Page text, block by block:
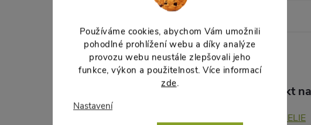
Používáme cookies, abychom Vám umožnili
pohodlné prohlížení webu a díky analýze
provozu webu neustále zlepšovali jeho
funkce, výkon a použitelnost. Více informací
zde.
Nastavení
Produkt
CAMELIE